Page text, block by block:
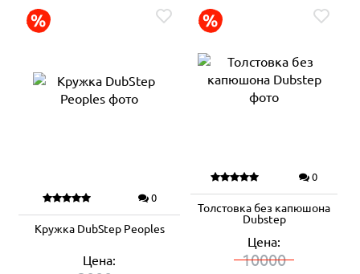
0
Кружка DubStep Peoples
Цена:
0
Толстовка без капюшона
Dubstep
Цена:
10000